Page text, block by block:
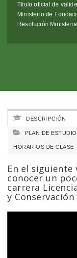
Titulo oficial de
Ministerio de
Resolución
DESCRIPCIÓN
PLAN DE ESTUDIO
HORARIOS DE CLASE
En el siguiente
conocer un
carrera
y